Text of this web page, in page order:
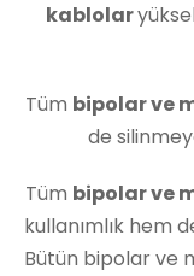
kablolar
Tüm bipolar ve
de
Tüm bipolar ve
kullanımlık hem
Bütün bipolar ve